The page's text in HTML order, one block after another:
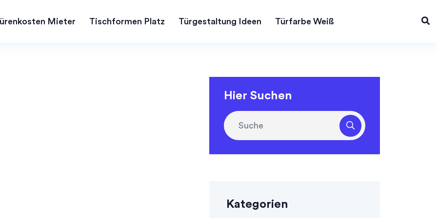
Mieter Tischformen Platz Türgestaltung Ideen Türfarbe Weiß
Hier Suchen
Kategorien